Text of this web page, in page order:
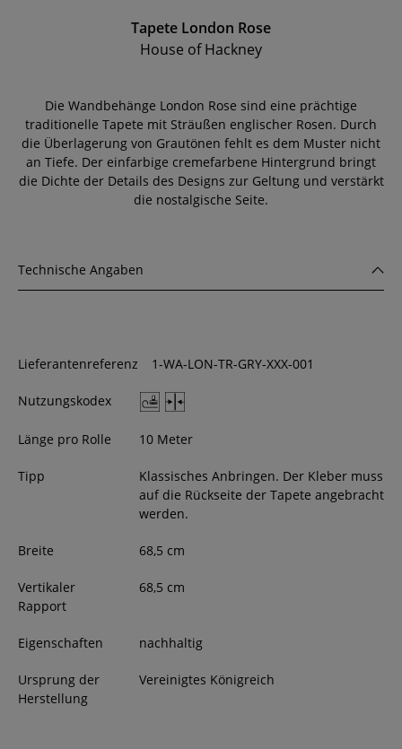
Tapete London Rose
House of Hackney
Die Wandbehänge London Rose sind eine prächtige
traditionelle Tapete mit Sträußen englischer Rosen. Durch
die Überlagerung von Grautönen fehlt es dem Muster nicht
an Tiefe. Der einfarbige cremefarbene Hintergrund bringt
die Dichte der Details des Designs zur Geltung und verstärkt
die nostalgische Seite.
Technische Angaben
Lieferantenreferenz 1-WA-LON-TR-GRY-XXX-001
Nutzungskodex
Länge pro Rolle 10 Meter
Tipp
Klassisches Anbringen. Der Kleber muss
auf die Rückseite der Tapete angebracht
werden.
Breite 68,5 cm
Vertikaler
Rapport
68,5 cm
Eigenschaften nachhaltig
Ursprung der
Herstellung
Vereinigtes Königreich